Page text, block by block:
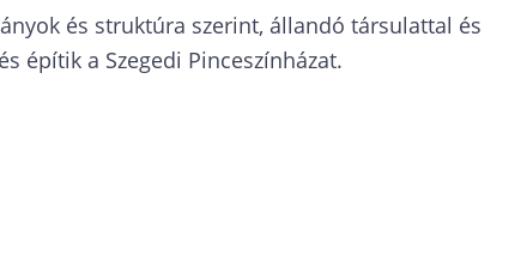
és struktúra szerint, állandó társulattal és
építik a Szegedi Pinceszínházat.